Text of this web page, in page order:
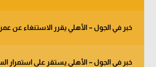
خبر في الجول – الأهلي يقرر الاستنغاء عن
خبر في الجول – الأهلي يستقر على استمرار